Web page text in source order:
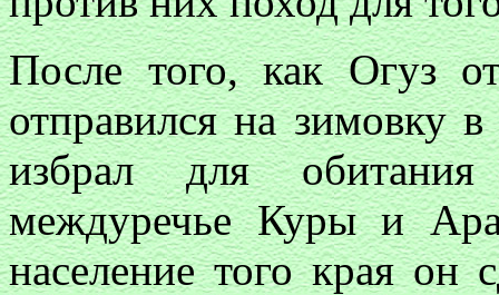
После того, как Огуз
отправился на зимовку
избрал для
междуречье Куры и
население того края он